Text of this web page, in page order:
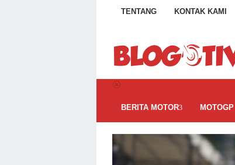
Loncat
TENTANG KONTAK KAMI
BERITA MOTOR MOTOGP